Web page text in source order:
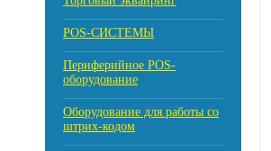
POS-СИСТЕМЫ
Периферийное POS-
оборудование
Оборудование для работы со
штрих-кодом